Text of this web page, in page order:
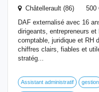
Châtellerault (86) 500
DAF externalisé avec 16
dirigeants, entrepreneurs
comptable, juridique et RH
chiffres clairs, fiables et
stratég...
Assistant administratif gestion